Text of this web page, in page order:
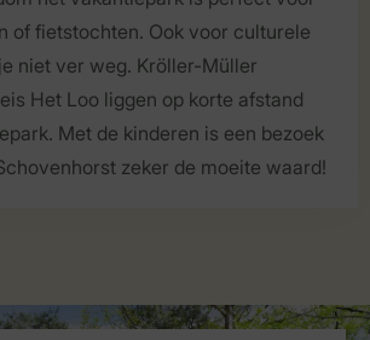
of fietstochten. Ook voor culturele
niet ver weg. Kröller-Müller
Het Loo liggen op korte afstand
Met de kinderen is een bezoek
zeker de moeite waard!